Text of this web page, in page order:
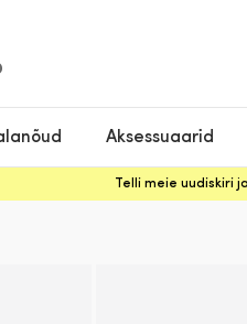
Aksessuaarid
Telli meie uudiskiri